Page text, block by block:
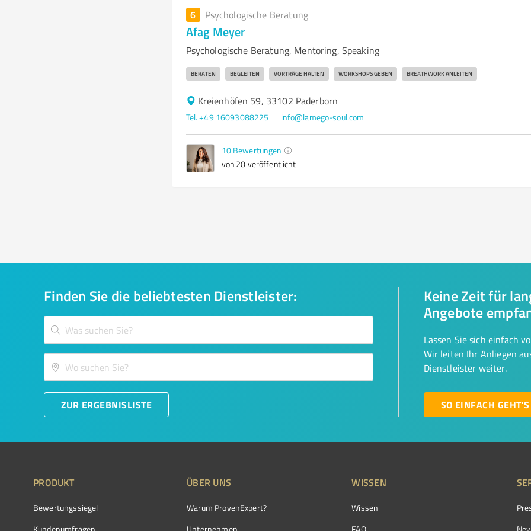
6 Psychologische Beratung
Afag Meyer
Psychologische Beratung, Mentoring, Speaking
BERATEN BEGLEITEN VORTRÄGE HALTEN WORKSHOPS GEBEN BREATHWORK ANLEITEN
Kreienhöfen 59, 33102 Paderborn
Tel. +49 16093088225 info@lamego-soul.com
10 Bewertungen
von 20 veröffentlicht
Finden Sie die beliebtesten Dienstleister:
ZUR ERGEBNISLISTE
Keine Zeit für
Angebote
Lassen Sie sich einfach
Wir leiten Ihr Anliegen
Dienstleister weiter.
SO EINFACH GEHT'S
PRODUKT
Bewertungssiegel
Kundenumfragen
ÜBER UNS
Warum ProvenExpert?
Unternehmen
WISSEN
Wissen
FAQ